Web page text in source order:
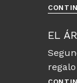
EL